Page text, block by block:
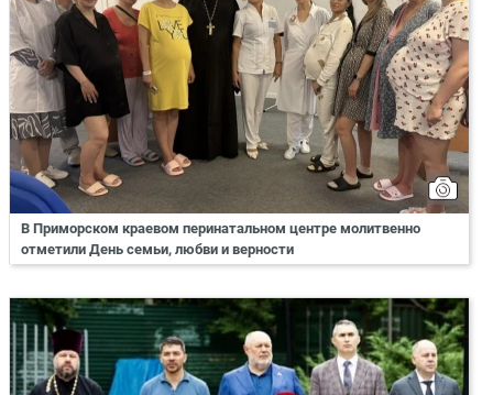
В Приморском краевом перинатальном центре молитвенно
отметили День семьи, любви и верности